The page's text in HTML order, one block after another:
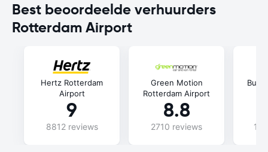
Best beoordeelde verhuurders
Rotterdam Airport
Hertz Rotterdam
Airport
9
8812 reviews
Green Motion
Rotterdam Airport
8.8
2710 reviews